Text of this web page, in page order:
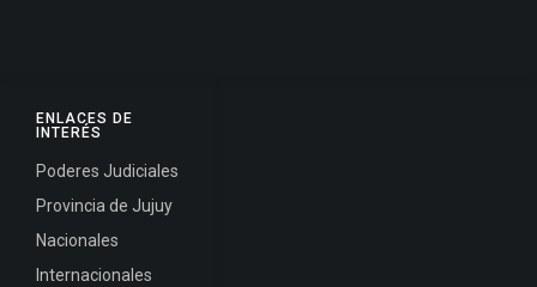
ENLACES DE
INTERÉS
Poderes Judiciales
Provincia de Jujuy
Nacionales
Internacionales